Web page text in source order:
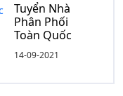
Tuyển Nhà
Phân Phối
Toàn Quốc
14-09-2021